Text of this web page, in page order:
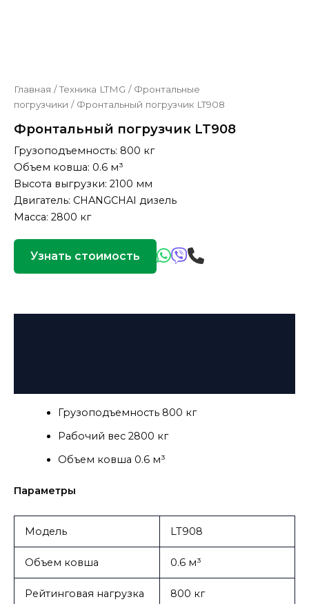
Главная /Техника LTMG / Фронтальные
погрузчики / Фронтальный погрузчик LT908
Фронтальный погрузчик LT908
Грузоподъемность: 800 кг
Объем ковша: 0.6 м³
Высота выгрузки: 2100 мм
Двигатель: CHANGCHAI дизель
Масса: 2800 кг
Узнать стоимость
Грузоподъемность 800 кг
Рабочий вес 2800 кг
Объем ковша 0.6 м³
Параметры
Модель LT908
Объем ковша 0.6 м³
Рейтинговая нагрузка 800 кг